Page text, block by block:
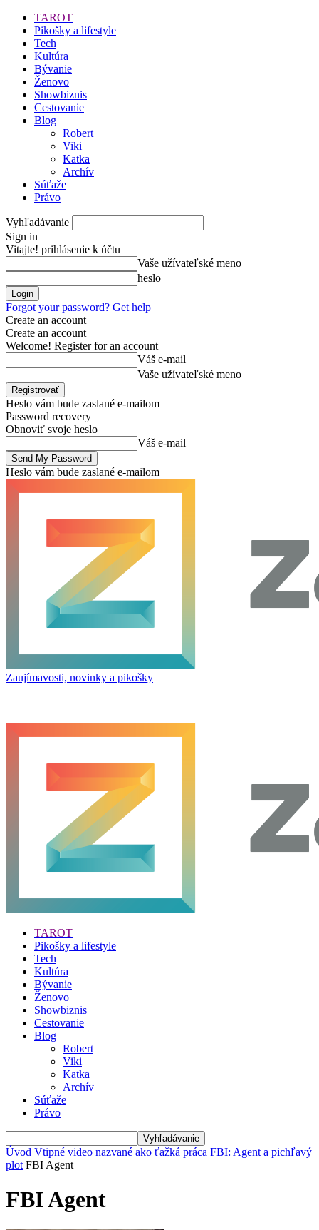
TAROT
Pikošky a lifestyle
Tech
Kultúra
Bývanie
Ženovo
Showbiznis
Cestovanie
Blog
Robert
Viki
Katka
Archív
Súťaže
Právo
Vyhľadávanie
Sign in
Vitajte! prihlásenie k účtu
Vaše užívateľské meno
heslo
Forgot your password? Get help
Create an account
Create an account
Welcome! Register for an account
Váš e-mail
Vaše užívateľské meno
Heslo vám bude zaslané e-mailom
Password recovery
Obnoviť svoje heslo
Váš e-mail
Heslo vám bude zaslané e-mailom
Zaujímavosti, novinky a pikošky
TAROT
Pikošky a lifestyle
Tech
Kultúra
Bývanie
Ženovo
Showbiznis
Cestovanie
Blog
Robert
Viki
Katka
Archív
Súťaže
Právo
Úvod Vtipné video nazvané ako ťažká práca FBI: Agent a pichľavý
plot FBI Agent
FBI Agent